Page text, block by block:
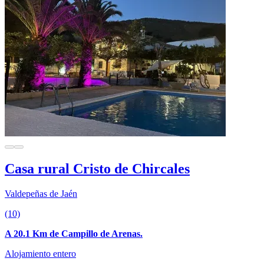
Casa rural Cristo de Chircales
Valdepeñas de Jaén
(10)
A 20.1 Km de Campillo de Arenas.
Alojamiento entero